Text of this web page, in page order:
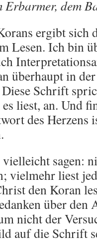
dem
ergibt sich
Lesen. Ich bin
überhaupt in
Schrift
liest, an. Und
des Herzens
sagen:
vielmehr liest
den Koran
über den
nicht der
auf die Schrift